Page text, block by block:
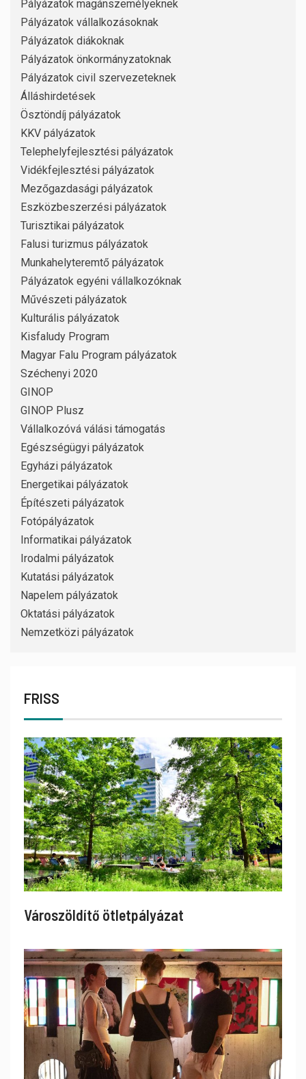
Pályázatok magánszemélyeknek
Pályázatok vállalkozásoknak
Pályázatok diákoknak
Pályázatok önkormányzatoknak
Pályázatok civil szervezeteknek
Álláshirdetések
Ösztöndíj pályázatok
KKV pályázatok
Telephelyfejlesztési pályázatok
Vidékfejlesztési pályázatok
Mezőgazdasági pályázatok
Eszközbeszerzési pályázatok
Turisztikai pályázatok
Falusi turizmus pályázatok
Munkahelyteremtő pályázatok
Pályázatok egyéni vállalkozóknak
Művészeti pályázatok
Kulturális pályázatok
Kisfaludy Program
Magyar Falu Program pályázatok
Széchenyi 2020
GINOP
GINOP Plusz
Vállalkozóvá válási támogatás
Egészségügyi pályázatok
Egyházi pályázatok
Energetikai pályázatok
Építészeti pályázatok
Fotópályázatok
Informatikai pályázatok
Irodalmi pályázatok
Kutatási pályázatok
Napelem pályázatok
Oktatási pályázatok
Nemzetközi pályázatok
FRISS
Városzöldítő ötletpályázat